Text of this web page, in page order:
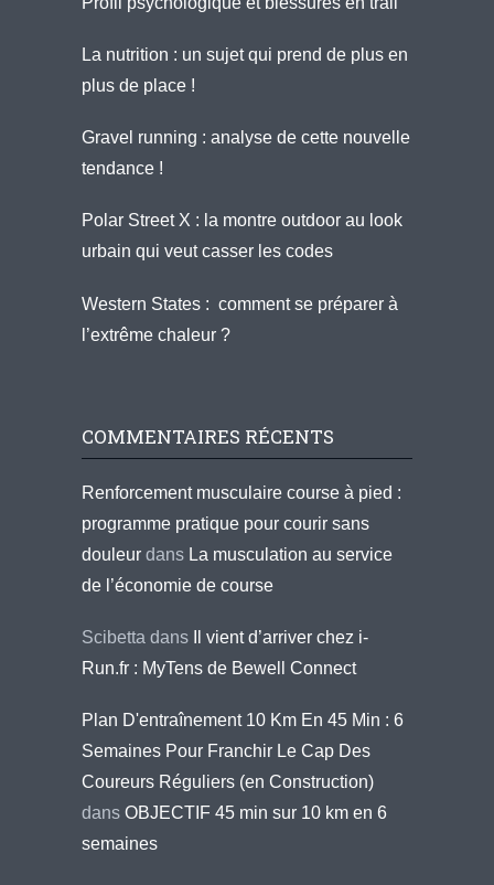
La nutrition : un sujet qui prend de plus en
plus de place !
Gravel running : analyse de cette nouvelle
tendance !
Polar Street X : la montre outdoor au look
urbain qui veut casser les codes
Western States : comment se préparer à
l’extrême chaleur ?
COMMENTAIRES RÉCENTS
Renforcement musculaire course à pied :
programme pratique pour courir sans
douleur dans La musculation au service
de l’économie de course
Scibetta dans
Il vient d’arriver chez i-
Run.fr : MyTens de Bewell Connect
Plan D'entraînement 10 Km En 45 Min : 6
Semaines Pour Franchir Le Cap Des
Coureurs Réguliers (en Construction)
dans OBJECTIF 45 min sur 10 km en 6
semaines